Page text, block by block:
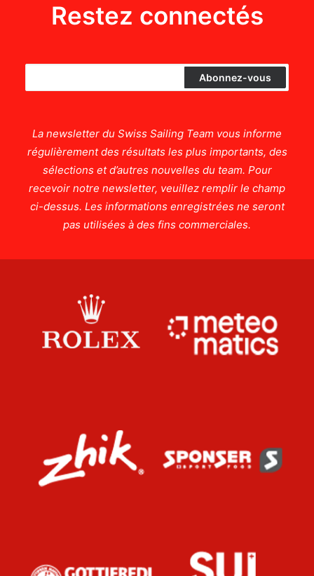
Restez connectés
La newsletter du Swiss Sailing Team vous informe
régulièrement des résultats les plus importants, des
sélections et d’autres nouvelles du team. Pour
recevoir notre newsletter, veuillez remplir le champ
ci-dessus. Les informations enregistrées ne seront
pas utilisées à des fins commerciales.